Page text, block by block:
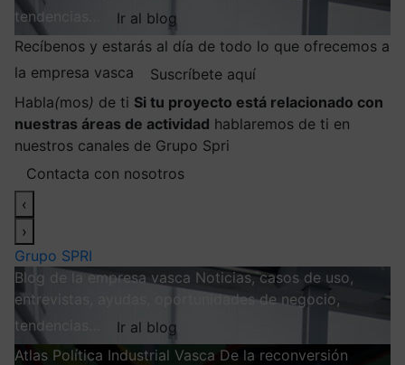
tendencias…
Ir al blog
Recíbenos y estarás al día de todo lo que ofrecemos a
la empresa vasca
Suscríbete aquí
Habla(mos) de ti Si tu proyecto está relacionado con
nuestras áreas de actividad hablaremos de ti en
nuestros canales de Grupo Spri
Contacta con nosotros
‹
›
Grupo SPRI
Blog de la empresa vasca Noticias, casos de uso,
entrevistas, ayudas, oportunidades de negocio,
tendencias…
Ir al blog
Atlas Política Industrial Vasca De la reconversión